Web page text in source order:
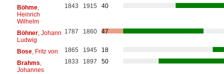
Böhme,
Heinrich
Wilhelm
1843 1915 40
Böhner, Johann
Ludwig
1787 1860 47
Bose, Fritz von 1865 1945
18
Brahms
Johannes
1833 1897 50